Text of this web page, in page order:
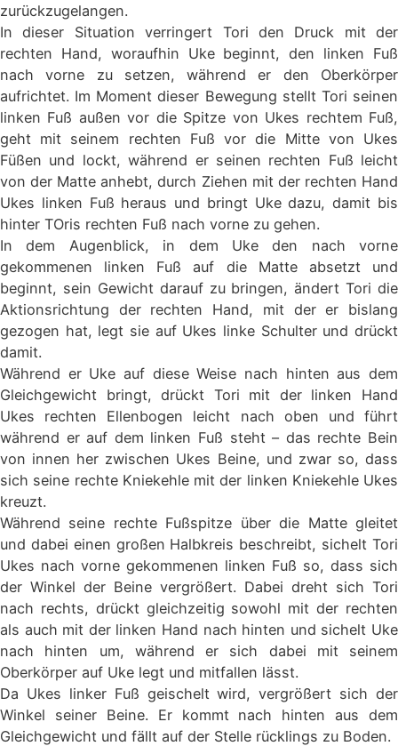
zurückzugelangen.
In dieser Situation verringert Tori den Druck mit der
rechten Hand, woraufhin Uke beginnt, den linken Fuß
nach vorne zu setzen, während er den Oberkörper
aufrichtet. Im Moment dieser Bewegung stellt Tori seinen
linken Fuß außen vor die Spitze von Ukes rechtem Fuß,
geht mit seinem rechten Fuß vor die Mitte von Ukes
Füßen und lockt, während er seinen rechten Fuß leicht
von der Matte anhebt, durch Ziehen mit der rechten Hand
Ukes linken Fuß heraus und bringt Uke dazu, damit bis
hinter TOris rechten Fuß nach vorne zu gehen.
In dem Augenblick, in dem Uke den nach vorne
gekommenen linken Fuß auf die Matte absetzt und
beginnt, sein Gewicht darauf zu bringen, ändert Tori die
Aktionsrichtung der rechten Hand, mit der er bislang
gezogen hat, legt sie auf Ukes linke Schulter und drückt
damit.
Während er Uke auf diese Weise nach hinten aus dem
Gleichgewicht bringt, drückt Tori mit der linken Hand
Ukes rechten Ellenbogen leicht nach oben und führt
während er auf dem linken Fuß steht – das rechte Bein
von innen her zwischen Ukes Beine, und zwar so, dass
sich seine rechte Kniekehle mit der linken Kniekehle Ukes
kreuzt.
Während seine rechte Fußspitze über die Matte gleitet
und dabei einen großen Halbkreis beschreibt, sichelt Tori
Ukes nach vorne gekommenen linken Fuß so, dass sich
der Winkel der Beine vergrößert. Dabei dreht sich Tori
nach rechts, drückt gleichzeitig sowohl mit der rechten
als auch mit der linken Hand nach hinten und sichelt Uke
nach hinten um, während er sich dabei mit seinem
Oberkörper auf Uke legt und mitfallen lässt.
Da Ukes linker Fuß geischelt wird, vergrößert sich der
Winkel seiner Beine. Er kommt nach hinten aus dem
Gleichgewicht und fällt auf der Stelle rücklings zu Boden.